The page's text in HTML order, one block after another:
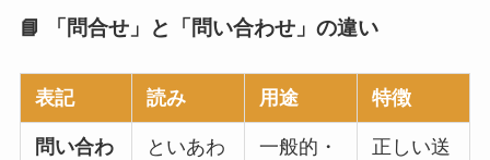
📘 「問合せ」と「問い合わせ」の違い
表記 読み 用途 特徴
問い合わ
といあわ
一般的・
正しい送